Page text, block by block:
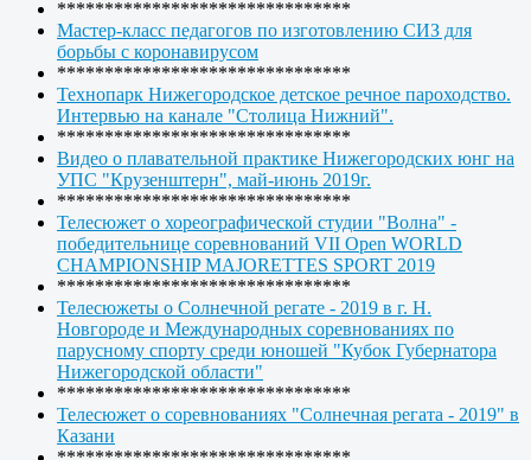
*******************************
Мастер-класс педагогов по изготовлению СИЗ для
борьбы с коронавирусом
*******************************
Технопарк Нижегородское детское речное пароходство.
Интервью на канале "Столица Нижний".
*******************************
Видео о плавательной практике Нижегородских юнг на
УПС "Крузенштерн", май-июнь 2019г.
*******************************
Телесюжет о хореографической студии "Волна" -
победительнице соревнований VII Open WORLD
CHAMPIONSHIP MAJORETTES SPORT 2019
*******************************
Телесюжеты о Солнечной регате - 2019 в г. Н.
Новгороде и Международных соревнованиях по
парусному спорту среди юношей "Кубок Губернатора
Нижегородской области"
*******************************
Телесюжет о соревнованиях "Солнечная регата - 2019" в
Казани